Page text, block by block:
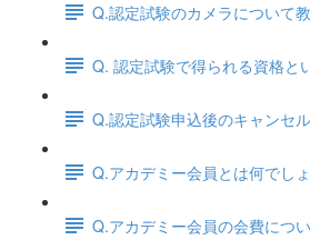
Q.認定試験のカメラについて教
Q. 認定試験で得られる資格と
Q.認定試験申込後のキャンセ
Q.アカデミー会員とは何でし
Q.アカデミー会員の会費につ